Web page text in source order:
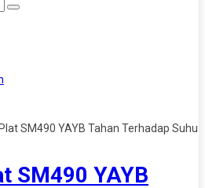
SM490 YAYB Tahan Terhadap Suhu
SM490 YAYB